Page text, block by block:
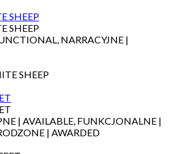
SHEEP
SHEEP
NARRACYJNE |
| AVAILABLE, FUNKCJONALNE |
| AWARDED